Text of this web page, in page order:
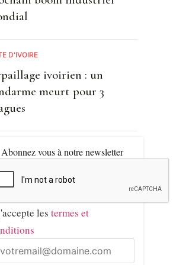
D'IVOIRE
ivoirien : un
meurt pour 3
Abonnez vous à notre newsletter
les termes et